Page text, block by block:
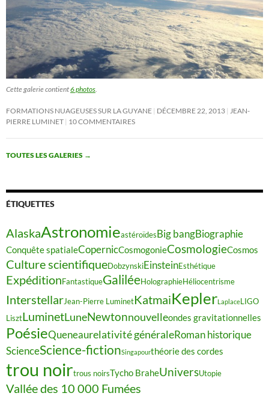
Cette galerie contient6 photos
FORMATIONS NUAGEUSES SUR LA GUYANE DÉCEMBRE 22, 2013
JEAN-
PIERRE LUMINET 10 COMMENTAIRES
TOUTES LES GALERIES →
ÉTIQUETTES
AlaskaAstronomieastéroïdesBig bangBiographie
Conquête spatialeCopernicCosmogonieCosmologieCosmos
Culture scientifiqueDobzynskiEinsteinEsthétique
ExpéditionFantastiqueGaliléeHolographieHéliocentrisme
InterstellarJean-Pierre LuminetKatmaiKeplerLaplaceLIGO
LisztLuminetLuneNewtonnouvelleondes gravitationnelles
PoésieQueneaurelativité généraleRoman historique
ScienceScience-fictionSingapourthéorie des cordes
trou noirtrous noirsTycho BraheUniversUtopie
Vallée des 10 000 Fumées